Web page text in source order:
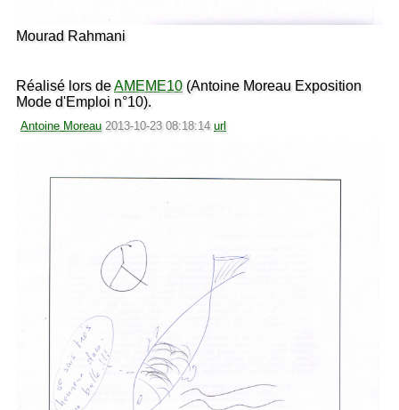
Mourad Rahmani
Réalisé lors deAMEME10(Antoine Moreau Exposition
Mode d'Emploi n°10).
Antoine Moreau 2013-10-23 08:18:14 url